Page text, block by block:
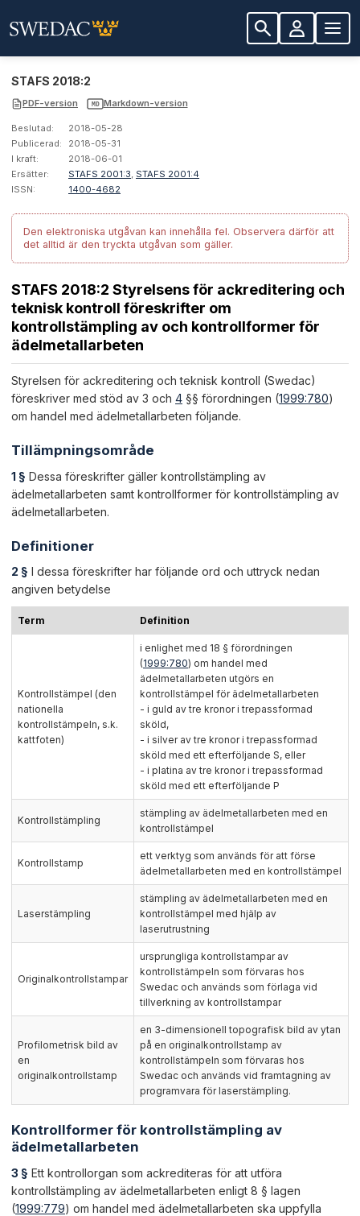
STAFS 2018:2
PDF-version MD Markdown-version
Beslutad:
2018-05-28
Publicerad:
2018-05-31
I kraft:
2018-06-01
Ersätter:
STAFS 2001:3, STAFS 2001:4
ISSN:
1400-4682
Den elektroniska utgåvan kan innehålla fel. Observera därför att
det alltid är den tryckta utgåvan som gäller.
STAFS 2018:2 Styrelsens för ackreditering och
teknisk kontroll föreskrifter om
kontrollstämpling av och kontrollformer för
ädelmetallarbeten
Styrelsen för ackreditering och teknisk kontroll (Swedac)
föreskriver med stöd av 3 och 4 §§ förordningen (1999:780)
om handel med ädelmetallarbeten följande.
Tillämpningsområde
1 § Dessa föreskrifter gäller kontrollstämpling av
ädelmetallarbeten samt kontrollformer för kontrollstämpling av
ädelmetallarbeten.
Definitioner
2 § I dessa föreskrifter har följande ord och uttryck nedan
angiven betydelse
Term Definition
Kontrollstämpel (den
nationella
kontrollstämpeln, s.k.
kattfoten)
i enlighet med 18 § förordningen
(1999:780) om handel med
ädelmetallarbeten utgörs en
kontrollstämpel för ädelmetallarbeten
- i guld av tre kronor i trepassformad
sköld,
- i silver av tre kronor i trepassformad
sköld med ett efterföljande S, eller
- i platina av tre kronor i trepassformad
sköld med ett efterföljande P
Kontrollstämpling
stämpling av ädelmetallarbeten med en
kontrollstämpel
Kontrollstamp
ett verktyg som används för att förse
ädelmetallarbeten med en kontrollstämpel
Laserstämpling
stämpling av ädelmetallarbeten med en
kontrollstämpel med hjälp av
laserutrustning
Originalkontrollstampar
ursprungliga kontrollstampar av
kontrollstämpeln som förvaras hos
Swedac och används som förlaga vid
tillverkning av kontrollstampar
Profilometrisk bild av
en
originalkontrollstamp
en 3-dimensionell topografisk bild av ytan
på en originalkontrollstamp av
kontrollstämpeln som förvaras hos
Swedac och används vid framtagning av
programvara för laserstämpling.
Kontrollformer för kontrollstämpling av
ädelmetallarbeten
3 § Ett kontrollorgan som ackrediteras för att utföra
kontrollstämpling av ädelmetallarbeten enligt 8 § lagen
(1999:779) om handel med ädelmetallarbeten ska uppfylla